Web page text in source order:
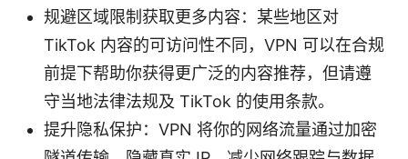
规避区域限制获取更多内容：某些地区对
TikTok 内容的可访问性不同，VPN 可以在合规
前提下帮助你获得更广泛的内容推荐，但请遵
守当地法律法规及 TikTok 的使用条款。
提升隐私保护：VPN 将你的网络流量通过加密